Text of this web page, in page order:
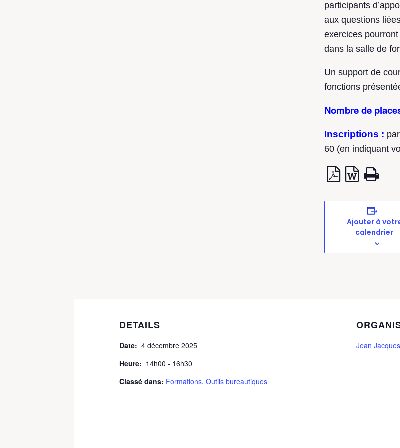
participants
aux questions
exercices
dans la salle de
Un support de
fonctions
Nombre de
Inscriptions :
60 (en indiquant
Ajouter à
calendrier
DETAILS
Date: 4 décembre 2025
Heure: 14h00 - 16h30
Classé dans: Formations, Outils bureautiques
Jean